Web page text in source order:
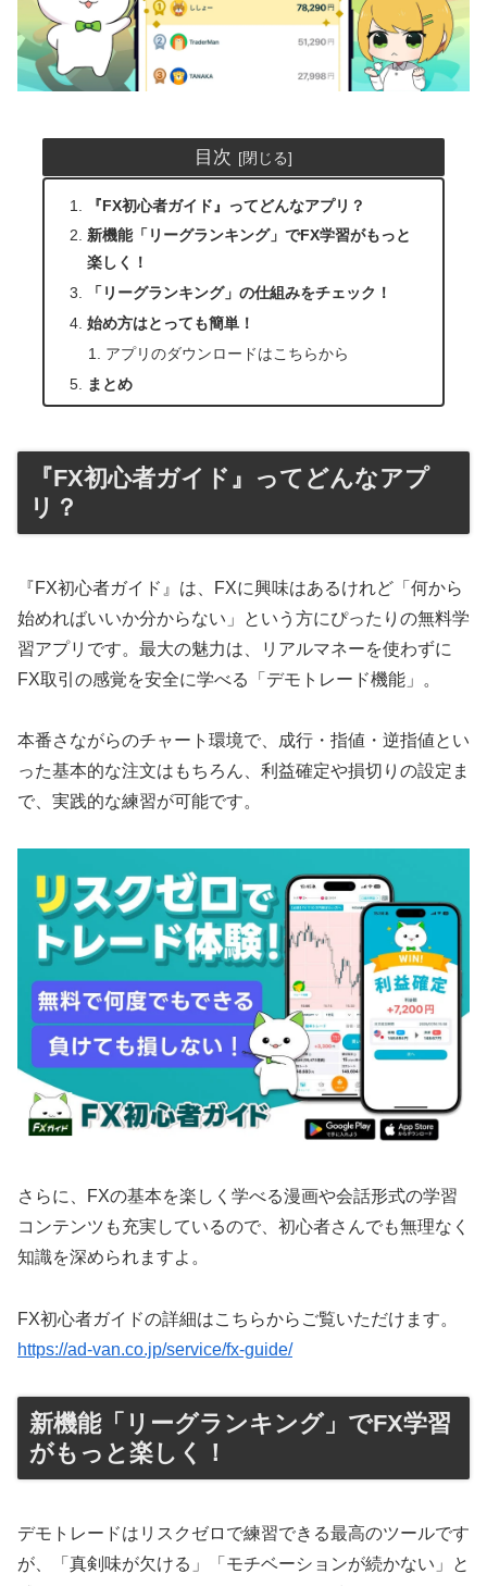
目次
『FX初心者ガイド』ってどんなアプリ？
新機能「リーグランキング」でFX学習がもっと
楽しく！
「リーグランキング」の仕組みをチェック！
始め方はとっても簡単！
アプリのダウンロードはこちらから
まとめ
『FX初心者ガイド』ってどんなアプ
リ？
『FX初心者ガイド』は、FXに興味はあるけれど「何から
始めればいいか分からない」という方にぴったりの無料学
習アプリです。最大の魅力は、リアルマネーを使わずに
FX取引の感覚を安全に学べる「デモトレード機能」。
本番さながらのチャート環境で、成行・指値・逆指値とい
った基本的な注文はもちろん、利益確定や損切りの設定ま
で、実践的な練習が可能です。
さらに、FXの基本を楽しく学べる漫画や会話形式の学習
コンテンツも充実しているので、初心者さんでも無理なく
知識を深められますよ。
FX初心者ガイドの詳細はこちらからご覧いただけます。
https://ad-van.co.jp/service/fx-guide/
新機能「リーグランキング」でFX学習
がもっと楽しく！
デモトレードはリスクゼロで練習できる最高のツールです
が、「真剣味が欠ける」「モチベーションが続かない」と